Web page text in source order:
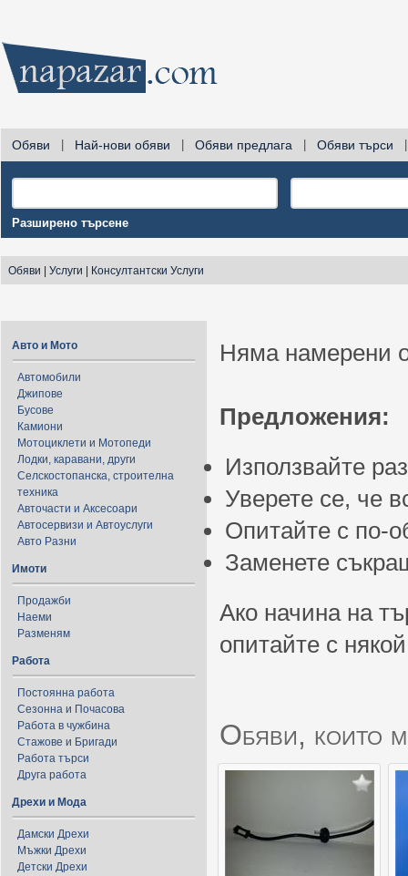
Обяви Най-нови обяви Обяви предлага Обяви търси
Разширено търсене
Обяви Услуги Консултантски Услуги
Авто и Мото
Автомобили
Джипове
Бусове
Камиони
Мотоциклети и Мотопеди
Лодки, каравани, други
Селскостопанска, строителна
техника
Авточасти и Аксесоари
Автосервизи и Автоуслуги
Авто Разни
Имоти
Продажби
Наеми
Разменям
Работа
Постоянна работа
Сезонна и Почасова
Работа в чужбина
Стажове и Бригади
Работа търси
Друга работа
Дрехи и Мода
Дамски Дрехи
Мъжки Дрехи
Детски Дрехи
Няма намерени
Предложения:
Използвайте
Уверете се, че
Опитайте с по-
Заменете
Ако начина на
опитайте с
Обяви, които